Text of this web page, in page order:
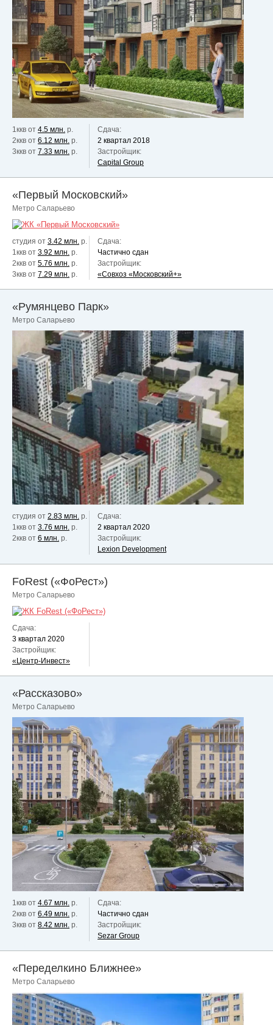
1ккв от 4.5 млн. р.
2ккв от 6.12 млн. р.
3ккв от 7.33 млн. р.
Сдача:
2 квартал 2018
Застройщик:
Capital Group
«Первый Московский»
Метро Саларьево
студия от 3.42 млн. р.
1ккв от 3.92 млн. р.
2ккв от 5.76 млн. р.
3ккв от 7.29 млн. р.
Сдача:
Частично сдан
Застройщик:
«Совхоз «Московский+»
«Румянцево Парк»
Метро Саларьево
студия от 2.83 млн. р.
1ккв от 3.76 млн. р.
2ккв от 6 млн. р.
Сдача:
2 квартал 2020
Застройщик:
Lexion Development
FoRest («ФоРест»)
Метро Саларьево
Сдача:
3 квартал 2020
Застройщик:
«Центр-Инвест»
«Рассказово»
Метро Саларьево
1ккв от 4.67 млн. р.
2ккв от 6.49 млн. р.
3ккв от 8.42 млн. р.
Сдача:
Частично сдан
Застройщик:
Sezar Group
«Переделкино Ближнее»
Метро Саларьево